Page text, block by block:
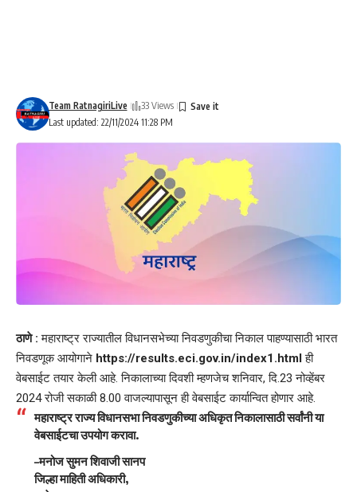
Last updated: 22/11/2024 11:28 PM
Team RatnagiriLive 33 Views
ठाणे : महाराष्ट्र राज्यातील विधानसभेच्या निवडणुकीचा निकाल पाहण्यासाठी भारत
निवडणूक आयोगाने https://results.eci.gov.in/index1.htmlही
वेबसाईट तयार केली आहे. निकालाच्या दिवशी म्हणजेच शनिवार, दि.23 नोव्हेंबर
2024 रोजी सकाळी 8.00 वाजल्यापासून ही वेबसाईट कार्यान्वित होणार आहे.
महाराष्ट्र राज्य विधानसभा निवडणुकीच्या अधिकृत निकालासाठी सर्वांनी या
वेबसाईटचा उपयोग करावा.
–मनोज सुमन शिवाजी सानप
जिल्हा माहिती अधिकारी,